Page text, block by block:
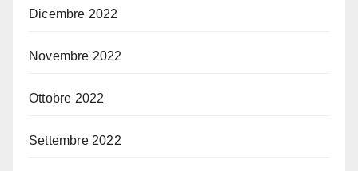
Dicembre 2022
Novembre 2022
Ottobre 2022
Settembre 2022